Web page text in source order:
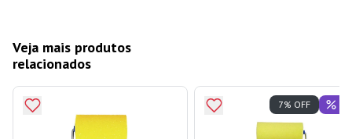
Veja mais produtos
relacionados
7% OFF